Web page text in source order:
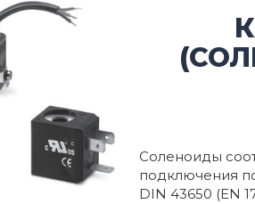
Соленоиды
подключения
DIN 43650 (EN